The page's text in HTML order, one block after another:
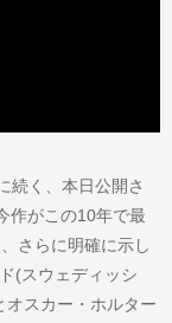
続く、本日公開さ
作がこの10年で最
さらに明確に示し
(スウェディッシ
オスカー・ホルター